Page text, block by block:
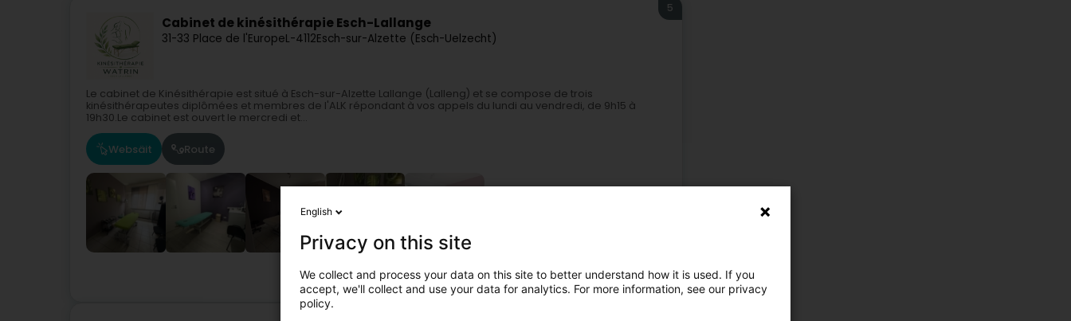
Cabinet de kinésithérapie Esch-Lallange
31-33 Place de l'EuropeL-4112Esch-sur-Alzette (Esch-Uelzecht)
5
Le cabinet de Kinésithérapie est situé à Esch-sur-Alzette Lallange (Lalleng) et se compose de trois
kinésithérapeutes diplômées et membres de l'ALK répondant à vos appels du lundi au vendredi, de 9h15 à
19h30.Le cabinet est ouvert le mercredi et...
Websäit Route
Kiné Sportphysiotherapie
English
Privacy on this site
We collect and process your data on this site to better understand how it is used. If you
accept, we'll collect and use your data for analytics. For more information, see our privacy
policy.